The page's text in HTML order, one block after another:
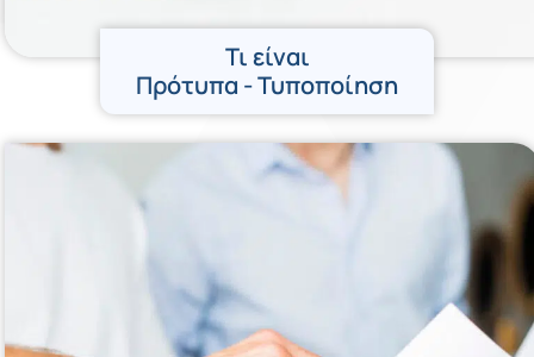
Τι είναι
Πρότυπα - Τυποποίηση